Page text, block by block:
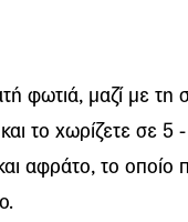
φωτιά, μαζί με
το χωρίζετε σε
αφράτο, το οποίο